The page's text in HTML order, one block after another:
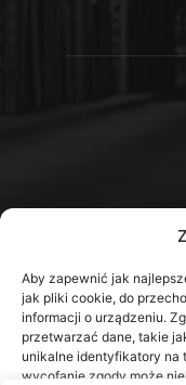
Aby zapewnić jak
jak pliki cookie, do
informacji o urządzeniu.
przetwarzać dane, takie
unikalne identyfikatory na
wycofanie zgody może
Platforma
Kontakt z redakcją: